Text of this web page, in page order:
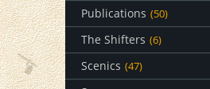
Publications (50)
The Shifters (6)
Scenics (47)